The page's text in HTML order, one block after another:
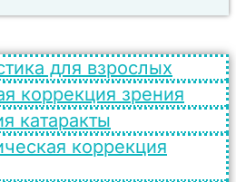
для взрослых
коррекция зрения
катаракты
коррекция